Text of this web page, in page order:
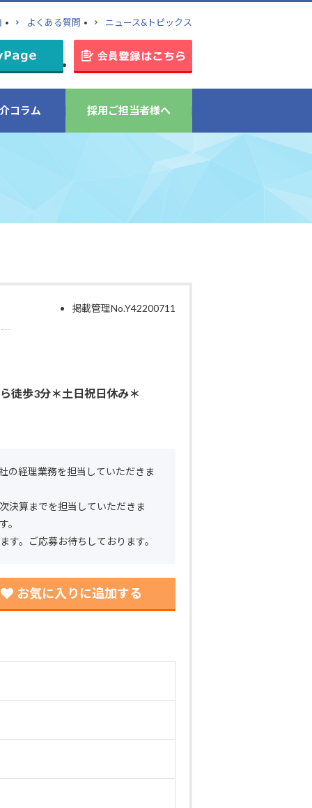
よくある質問 ニュース&トピックス
コラム 採用ご担当者様へ
掲載管理No.Y42200711
徒歩3分＊土日祝日休み＊
の経理業務を担当していただきま
決算までを担当していただきま
。
す。ご応募お待ちしております。
お気に入りに追加する